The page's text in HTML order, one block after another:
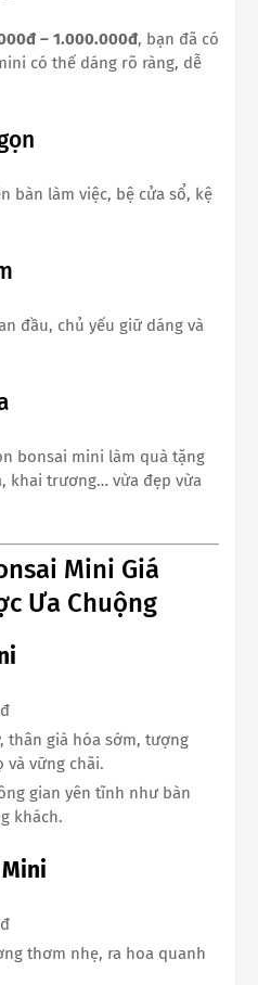
– 1.000.000đ, bạn đã có
có thế dáng rõ ràng, dễ
bàn làm việc, bệ cửa sổ, kệ
đầu, chủ yếu giữ dáng và
bonsai mini làm quà tặng
khai trương… vừa đẹp vừa
Mini Giá
Ưa Chuộng
thân già hóa sớm, tượng
vững chãi.
gian yên tĩnh như bàn
khách.
thơm nhẹ, ra hoa quanh